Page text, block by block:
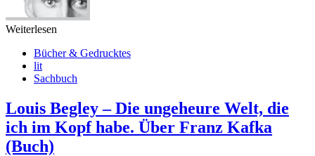
Weiterlesen
Bücher & Gedrucktes
lit
Sachbuch
Louis Begley – Die ungeheure Welt, die
ich im Kopf habe. Über Franz Kafka
(Buch)